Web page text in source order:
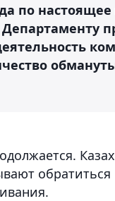
по
обратиться